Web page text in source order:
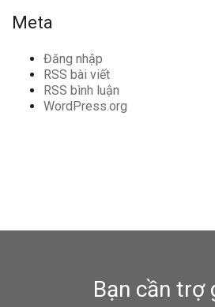
Meta
Đăng nhập
RSS bài viết
RSS bình luận
WordPress.org
Bạn cần trợ